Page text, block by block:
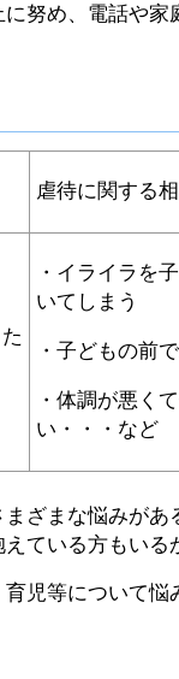
努め、電話や家
虐待に関する
・イライラを
いてしまう
・子どもの前
・体調が悪く
い・・・など
ざまな悩みがあ
ている方もいる
児等について悩